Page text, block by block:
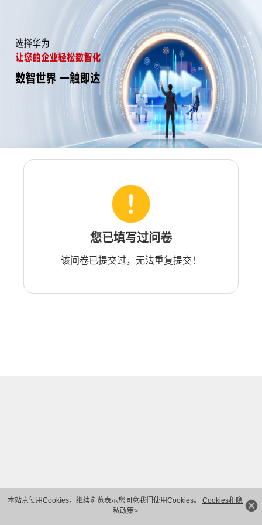
本站点使用Cookies，继续浏览表示您同意我们使用Cookies。 Cookies和隐
私政策>
您已填写过问卷
该问卷已提交过，无法重复提交！